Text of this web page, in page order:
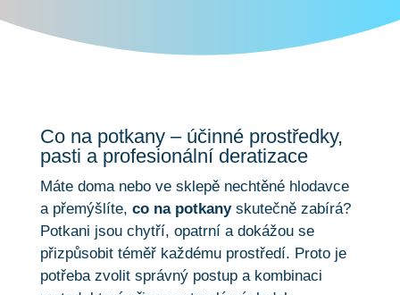
Co na potkany – účinné prostředky,
pasti a profesionální deratizace
Máte doma nebo ve sklepě nechtěné hlodavce
a přemýšlíte, co na potkanyskutečně zabírá?
Potkani jsou chytří, opatrní a dokážou se
přizpůsobit téměř každému prostředí. Proto je
potřeba zvolit správný postup a kombinaci